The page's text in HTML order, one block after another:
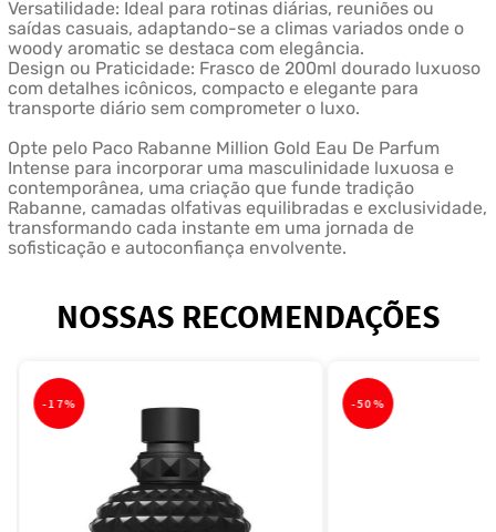
Versatilidade: Ideal para rotinas diárias, reuniões ou
saídas casuais, adaptando-se a climas variados onde o
woody aromatic se destaca com elegância.
Design ou Praticidade: Frasco de 200ml dourado luxuoso
com detalhes icônicos, compacto e elegante para
transporte diário sem comprometer o luxo.
Opte pelo Paco Rabanne Million Gold Eau De Parfum
Intense para incorporar uma masculinidade luxuosa e
contemporânea, uma criação que funde tradição
Rabanne, camadas olfativas equilibradas e exclusividade,
transformando cada instante em uma jornada de
sofisticação e autoconfiança envolvente.
NOSSAS RECOMENDAÇÕES
-17% -50%